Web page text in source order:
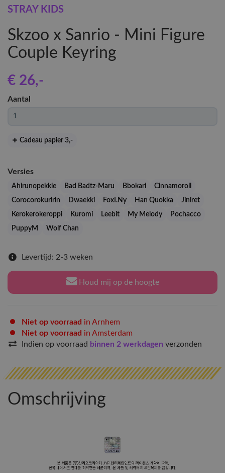
STRAY KIDS
Skzoo x Sanrio - Mini Figure
Couple Keyring
€ 26,-
Aantal
Cadeau papier 3,-
Versies
Ahirunopekkle Bad Badtz-Maru Bbokari
Cinnamoroll
Corocorokuririn
Dwaekki FoxI.Ny Han Quokka
Jiniret
Kerokerokeroppi
Kuromi Leebit My Melody
Pochacco
PuppyM
Wolf Chan
Levertijd: 2-3 weken
Houd mij op de hoogte
Niet op voorraad in Arnhem
Niet op voorraad in Amsterdam
Indien op voorraad binnen 2 werkdagen verzonden
Omschrijving